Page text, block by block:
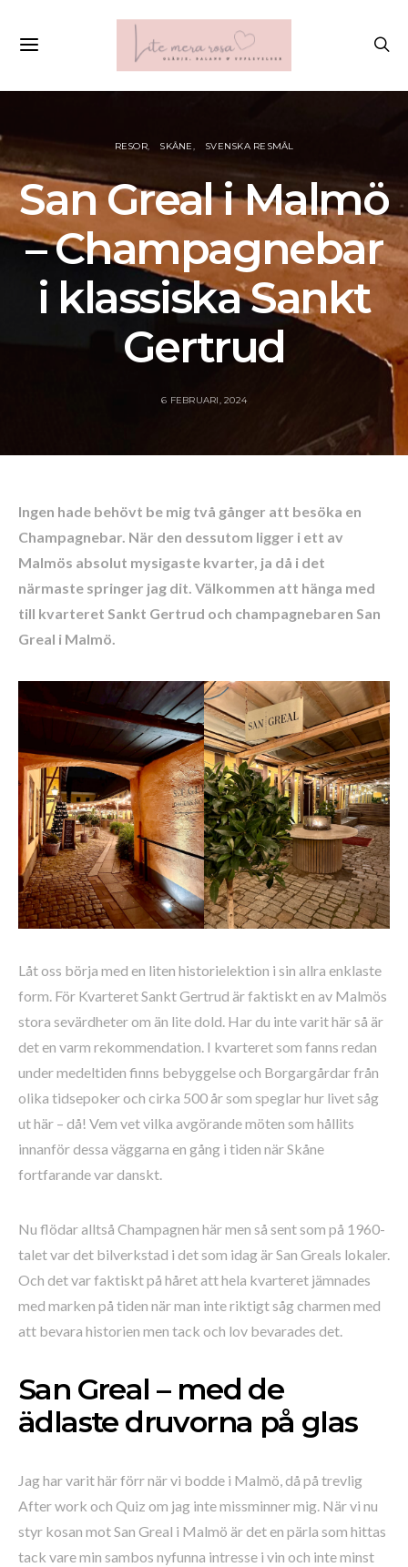
RESOR SKÅNE SVENSKA RESMÅL
San Greal i Malmö
– Champagnebar
i klassiska Sankt
Gertrud
6 FEBRUARI, 2024
Ingen hade behövt be mig två gånger att besöka en
Champagnebar. När den dessutom ligger i ett av
Malmös absolut mysigaste kvarter, ja då i det
närmaste springer jag dit. Välkommen att hänga med
till kvarteret Sankt Gertrud och champagnebaren San
Greal i Malmö.
Låt oss börja med en liten historielektion i sin allra enklaste
form. För Kvarteret Sankt Gertrud är faktiskt en av Malmös
stora sevärdheter om än lite dold. Har du inte varit här så är
det en varm rekommendation. I kvarteret som fanns redan
under medeltiden finns bebyggelse och Borgargårdar från
olika tidsepoker och cirka 500 år som speglar hur livet såg
ut här – då! Vem vet vilka avgörande möten som hållits
innanför dessa väggarna en gång i tiden när Skåne
fortfarande var danskt.
Nu flödar alltså Champagnen här men så sent som på 1960-
talet var det bilverkstad i det som idag är San Greals lokaler.
Och det var faktiskt på håret att hela kvarteret jämnades
med marken på tiden när man inte riktigt såg charmen med
att bevara historien men tack och lov bevarades det.
San Greal – med de
ädlaste druvorna på glas
Jag har varit här förr när vi bodde i Malmö, då på trevlig
After work och Quiz om jag inte missminner mig. När vi nu
styr kosan mot San Greal i Malmö är det en pärla som hittas
tack vare min sambos nyfunna intresse i vin och inte minst